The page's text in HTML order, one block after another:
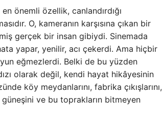
önemli özellik, canlandırdığı
O, kameranın karşısına çıkan bir
gerçek bir insan gibiydi. Sinemada
yapar, yenilir, acı çekerdi. Ama hiçbir
eğmezlerdi. Belki de bu yüzden
olarak değil, kendi hayat hikâyesinin
köy meydanlarını, fabrika çıkışlarını,
güneşini ve bu toprakların bitmeyen